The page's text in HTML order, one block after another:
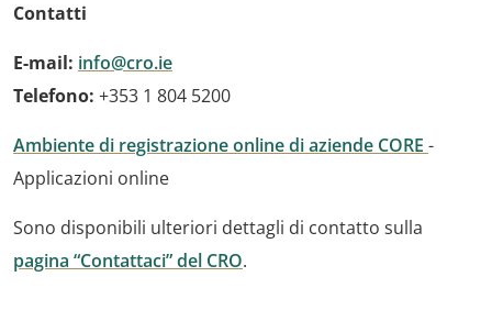
Contatti
E-mail: info@cro.ie
Telefono: +353 1 804 5200
Ambiente di registrazione online di aziende CORE -
Applicazioni online
Sono disponibili ulteriori dettagli di contatto sulla
pagina “Contattaci” del CRO.